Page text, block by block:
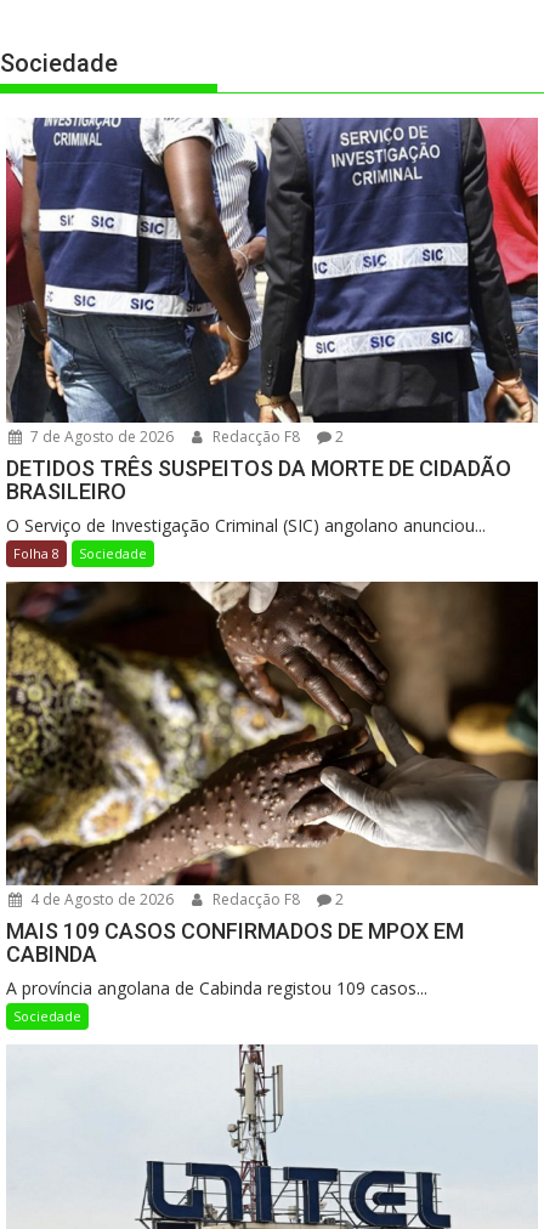
Sociedade
7 de Agosto de 2026 Redacção F8 2
DETIDOS TRÊS SUSPEITOS DA MORTE DE CIDADÃO
BRASILEIRO
O Serviço de Investigação Criminal (SIC) angolano anunciou...
Folha 8 Sociedade
4 de Agosto de 2026 Redacção F8 2
MAIS 109 CASOS CONFIRMADOS DE MPOX EM
CABINDA
A província angolana de Cabinda registou 109 casos...
Sociedade